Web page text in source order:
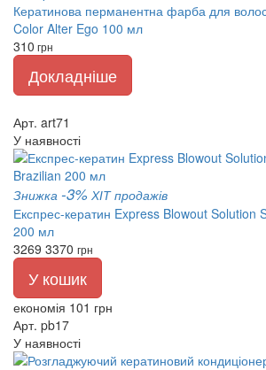
Кератинова перманентна фарба для
Color Alter Ego 100 мл
310 грн
Докладніше
Арт. art71
У наявності
Знижка -3% ХІТ продажів
Експрес-кератин Express Blowout Solution
200 мл
3269 3370 грн
У кошик
економія 101 грн
Арт. pb17
У наявності